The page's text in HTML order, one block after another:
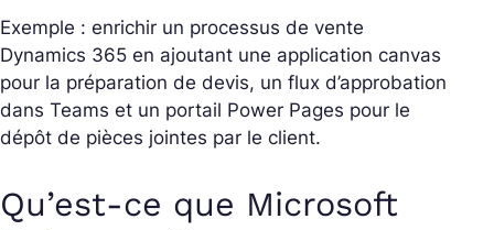
Exemple : enrichir un processus de vente
Dynamics 365 en ajoutant une application canvas
pour la préparation de devis, un flux d’approbation
dans Teams et un portail Power Pages pour le
dépôt de pièces jointes par le client.
Qu’est-ce que Microsoft